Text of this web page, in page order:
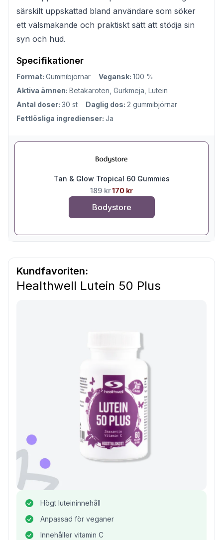
särskilt uppskattad bland användare som söker
ett välsmakande och praktiskt sätt att stödja sin
syn och hud.
Specifikationer
Format: Gummibjörnar Vegansk: 100 %
Aktiva ämnen: Betakaroten, Gurkmeja, Lutein
Antal doser: 30 st Daglig dos: 2 gummibjörnar
Fettlösliga ingredienser: Ja
Tan & Glow Tropical 60 Gummies
189 kr170 kr
Bodystore
Kundfavoriten:
Healthwell Lutein 50 Plus
Högt luteininnehåll
Anpassad för veganer
Innehåller vitamin C